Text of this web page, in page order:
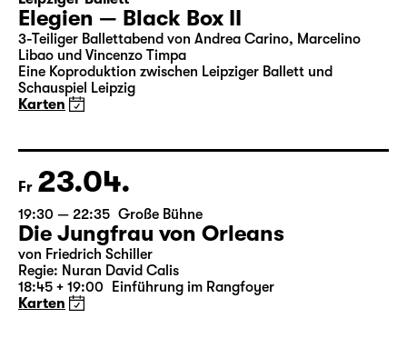
Do 22.04.
19:30 Große Bühne
Leipziger Ballett
Elegien — Black Box II
3-Teiliger Ballettabend von Andrea Carino, Marcelino
Schauspiel Leipzig
Karten
Fr 23.04.
19:30 — 22:35 Große Bühne
Die Jungfrau von Orleans